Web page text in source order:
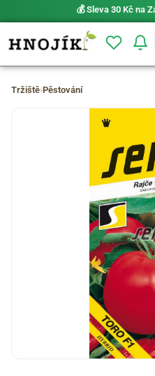
💰 Sleva 30 Kč na
Tržiště›Pěstování